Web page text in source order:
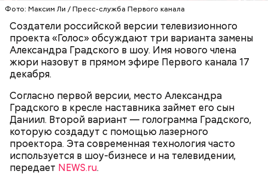
Фото: Максим Ли / Пресс-служба Первого канала
Создатели российской версии телевизионного
проекта «Голос» обсуждают три варианта замены
Александра Градского в шоу. Имя нового члена
жюри назовут в прямом эфире Первого канала 17
декабря.
Согласно первой версии, место Александра
Градского в кресле наставника займет его сын
Даниил. Второй вариант — голограмма Градского,
которую создадут с помощью лазерного
проектора. Эта современная технология часто
используется в шоу-бизнесе и на телевидении,
передает NEWS.ru.
себя очень осторожно, будто увидели дикого
зверя, затаиться, — добавил академик.
После получения предельно допустимой дозы
радиации Макеева вывели из 30-километровой
зоны отчуждения, где он до 3 мая проверял на
уровень радиационной зараженности
партийной организации колхоза и попросил
одолжить телевизор.
Молитва Николаю чудотворцу